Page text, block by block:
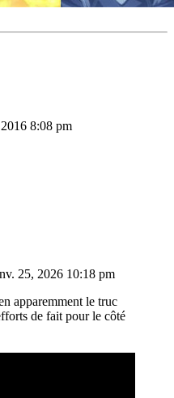
8:08 pm
25, 2026 10:18 pm
apparemment le truc
de fait pour le côté